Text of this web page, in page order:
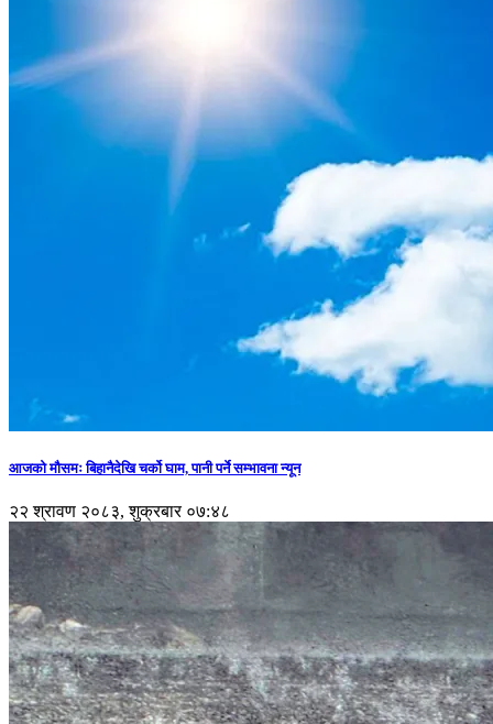
आजको मौसमः बिहानैदेखि चर्को घाम, पानी पर्ने सम्भावना न्यून
२२ श्रावण २०८३, शुक्रबार ०७:४८